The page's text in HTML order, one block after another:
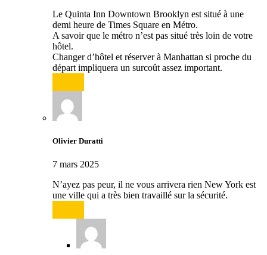
Le Quinta Inn Downtown Brooklyn est situé à une
demi heure de Times Square en Métro.
A savoir que le métro n’est pas situé très loin de votre
hôtel.
Changer d’hôtel et réserver à Manhattan si proche du
départ impliquera un surcoût assez important.
Olivier Duratti
7 mars 2025
N’ayez pas peur, il ne vous arrivera rien New York est
une ville qui a très bien travaillé sur la sécurité.